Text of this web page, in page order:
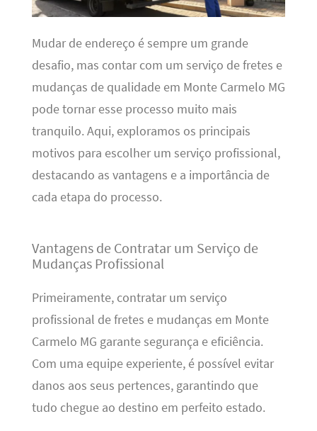
Mudar de endereço é sempre um grande
desafio, mas contar com um serviço de fretes e
mudanças de qualidade em Monte Carmelo MG
pode tornar esse processo muito mais
tranquilo. Aqui, exploramos os principais
motivos para escolher um serviço profissional,
destacando as vantagens e a importância de
cada etapa do processo.
Vantagens de Contratar um Serviço de
Mudanças Profissional
Primeiramente, contratar um serviço
profissional de fretes e mudanças em Monte
Carmelo MG garante segurança e eficiência.
Com uma equipe experiente, é possível evitar
danos aos seus pertences, garantindo que
tudo chegue ao destino em perfeito estado.